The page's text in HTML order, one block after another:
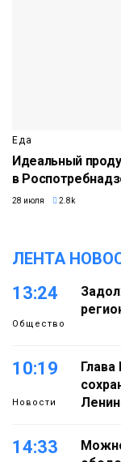
Еда
Идеальный
в
28 июля 2.8k
ЛЕНТА
13:24
Общество
10:19
Новости
14:33